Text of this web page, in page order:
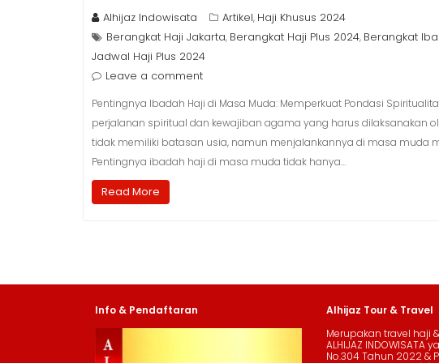
Alhijaz Indowisata Artikel, Haji Khusus 2024
Berangkat Haji Jakarta, Berangkat Haji Plus 2024, Berangkat
Jadwal Haji Plus 2024
Leave a comment
Pentingnya Ibadah Haji di Masa Muda: Memperkuat Pondasi
perjalanan spiritual dan kewajiban agama yang harus dilaksanakan
tidak memiliki batasan usia, namun menjalankannya di masa muda
Pentingnya ibadah haji di masa muda tidak hanya…
Read More
Info & Pendaftaran
Alhijaz Tour & Travel
Merupakan travel haji
ALHIJAZ INDOWISATA
No.304 Tahun 2022 &